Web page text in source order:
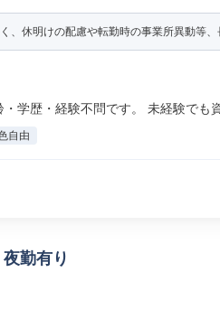
、休明けの配慮や転勤時の事業所異動等
学歴・経験不問です。 未経験でも資
自由
勤有り